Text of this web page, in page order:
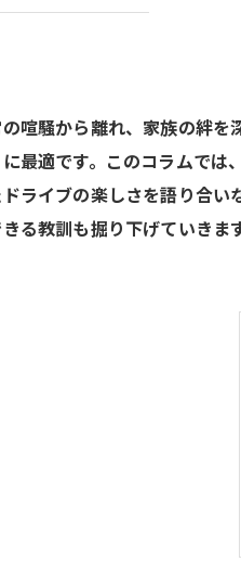
喧騒から離れ、家族の絆
最適です。このコラムで
ライブの楽しさを語り合
る教訓も掘り下げていきま